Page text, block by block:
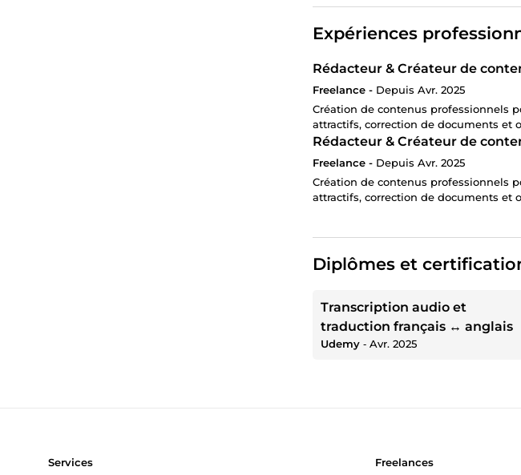
Expériences
Rédacteur & Créateur de
Freelance - Depuis Avr. 2025
Création de contenus professionnels
attractifs, correction de documents et
Rédacteur & Créateur de
Freelance - Depuis Avr. 2025
Création de contenus professionnels
attractifs, correction de documents et
Diplômes et
Transcription audio et
traduction français ↔ anglais
Udemy ‐ Avr. 2025
Services Freelances